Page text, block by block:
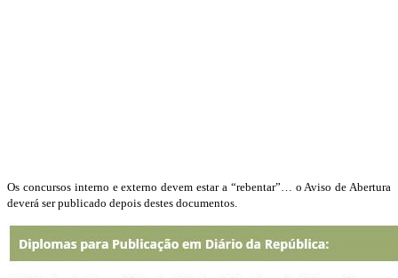
Os concursos interno e externo devem estar a “rebentar”… o Aviso de Abertura
deverá ser publicado depois destes documentos.